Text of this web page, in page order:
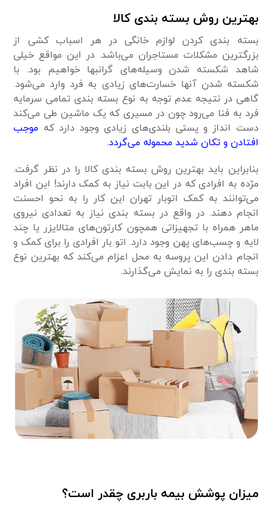
بهترین روش بسته بندی کالا
بسته بندی کردن لوازم خانگی در هر اسباب کشی از
بزرگترین مشکلات مستاجران می‌باشد. در این مواقع خیلی
شاهد شکسته شدن وسیله‌های گرانبها خواهیم بود. با
شکسته شدن آنها خسارت‌های زیادی به فرد وارد می‌شود.
گاهی در نتیجه عدم توجه به نوع بسته بندی تمامی سرمایه
فرد به فنا می‌رود چون در مسیری که یک ماشین طی می‌کند
دست انداز و پستی بلندی‌های زیادی وجود دارد که موجب
افتادن و تکان شدید محموله می‌گردد.
بنابراین باید بهترین روش بسته بندی کالا را در نظر گرفت.
مژده به افرادی که در این بابت نیاز به کمک دارند! این افراد
می‌توانند به کمک اتوبار تهران این کار را به نحو احسنت
انجام دهند. در واقع در بسته بندی نیاز به تعدادی نیروی
ماهر همراه با تجهیزاتی همچون کارتون‌های متالایزر یا چند
لایه و چسب‌های پهن وجود دارد. اتو بار افرادی را برای کمک و
انجام دادن این پروسه به محل اعزام می‌کند که بهترین نوع
بسته بندی را به نمایش می‌گذارند.
میزان پوشش بیمه باربری چقدر است؟